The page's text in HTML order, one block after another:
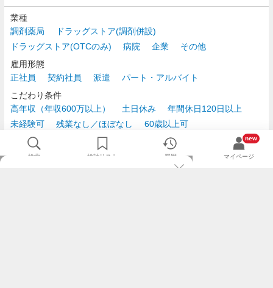
業種
調剤薬局
ドラッグストア(調剤併設)
ドラッグストア(OTCのみ)
病院 企業
その他
雇用形態
正社員
契約社員 派遣
パート・アルバイト
こだわり条件
高年収（年収600万以上）
土日休み
年間休日120日以上
未経験可
残業なし／ほぼなし
60歳以上可
時給2,500円以上
検索 検討リスト 履歴
new
マイページ